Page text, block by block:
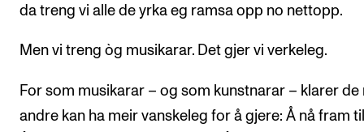
da treng vi alle de yrka eg ramsa opp no nettopp.
Men vi treng òg musikarar. Det gjer vi verkeleg.
For som musikarar – og som kunstnarar – klarer de
andre kan ha meir vanskeleg for å gjere: Å nå fram